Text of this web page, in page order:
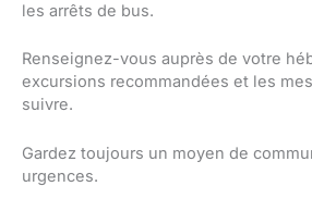
les arrêts de bus.
Renseignez-vous auprès de votre
excursions recommandées et les
suivre.
Gardez toujours un moyen de
urgences.